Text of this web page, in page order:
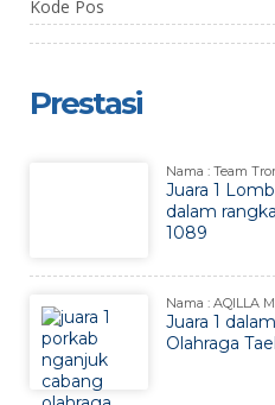
Kode Pos
Prestasi
Nama : Team
Juara 1
dalam
1089
Nama : AQILLA
Juara 1
Olahraga